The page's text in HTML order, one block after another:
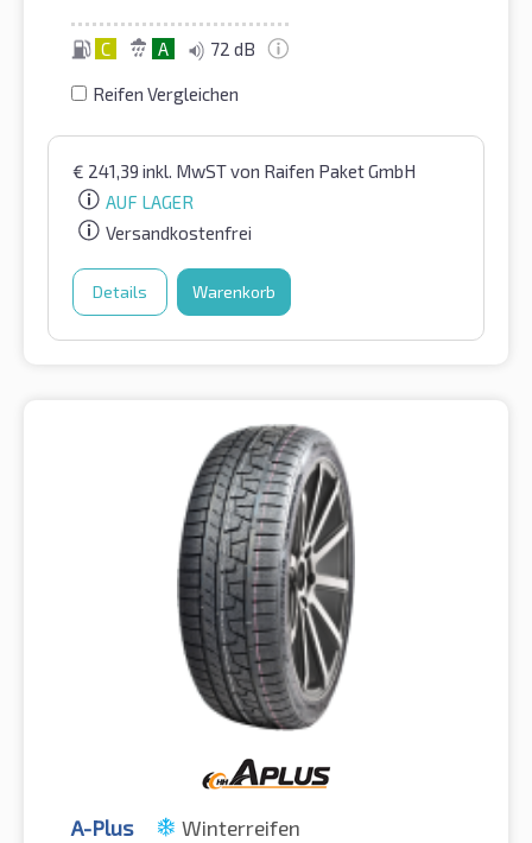
C A 72 dB
Reifen Vergleichen
€ 241,39 inkl. MwSTvon Raifen Paket GmbH
AUF LAGER
Versandkostenfrei
Details Warenkorb
A-Plus Winterreifen